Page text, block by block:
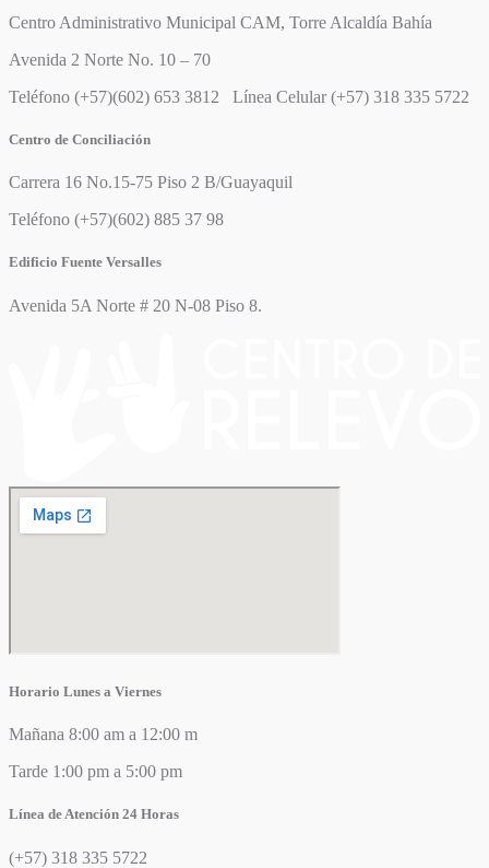
Centro Administrativo Municipal CAM, Torre Alcaldía Bahía
Avenida 2 Norte No. 10 – 70
Teléfono (+57)(602) 653 3812 Línea Celular (+57) 318 335 5722
Centro de Conciliación
Carrera 16 No.15-75 Piso 2 B/Guayaquil
Teléfono (+57)(602) 885 37 98
Edificio Fuente Versalles
Avenida 5A Norte # 20 N-08 Piso 8.
Horario Lunes a Viernes
Mañana 8:00 am a 12:00 m
Tarde 1:00 pm a 5:00 pm
Línea de Atención 24 Horas
(+57) 318 335 5722